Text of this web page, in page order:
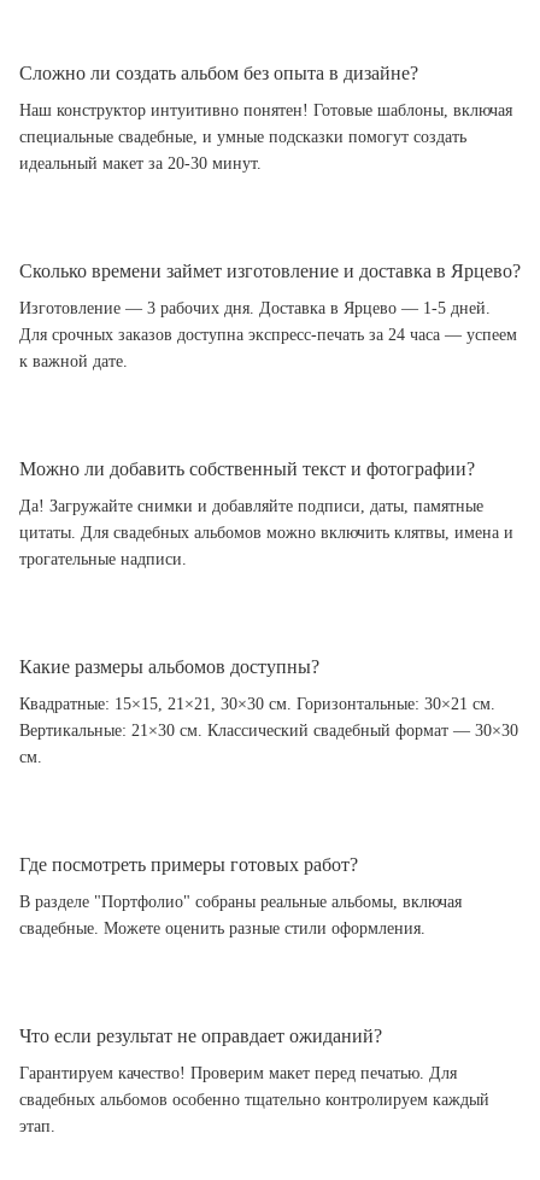
Сложно ли создать альбом без опыта в дизайне?
Наш конструктор интуитивно понятен! Готовые шаблоны, включая
специальные свадебные, и умные подсказки помогут создать
идеальный макет за 20-30 минут.
Сколько времени займет изготовление и доставка в Ярцево?
Изготовление — 3 рабочих дня. Доставка в Ярцево — 1-5 дней.
Для срочных заказов доступна экспресс-печать за 24 часа — успеем
к важной дате.
Можно ли добавить собственный текст и фотографии?
Да! Загружайте снимки и добавляйте подписи, даты, памятные
цитаты. Для свадебных альбомов можно включить клятвы, имена и
трогательные надписи.
Какие размеры альбомов доступны?
Квадратные: 15×15, 21×21, 30×30 см. Горизонтальные: 30×21 см.
Вертикальные: 21×30 см. Классический свадебный формат — 30×30
см.
Где посмотреть примеры готовых работ?
В разделе "Портфолио" собраны реальные альбомы, включая
свадебные. Можете оценить разные стили оформления.
Что если результат не оправдает ожиданий?
Гарантируем качество! Проверим макет перед печатью. Для
свадебных альбомов особенно тщательно контролируем каждый
этап.